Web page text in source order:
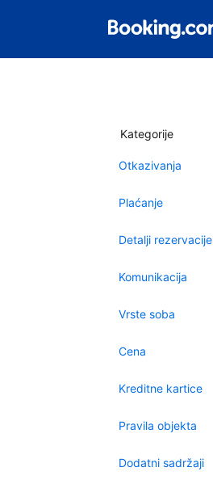
Kategorije
Otkazivanja
Plaćanje
Detalji rezervacije
Komunikacija
Vrste soba
Cena
Kreditne kartice
Pravila objekta
Dodatni sadržaji